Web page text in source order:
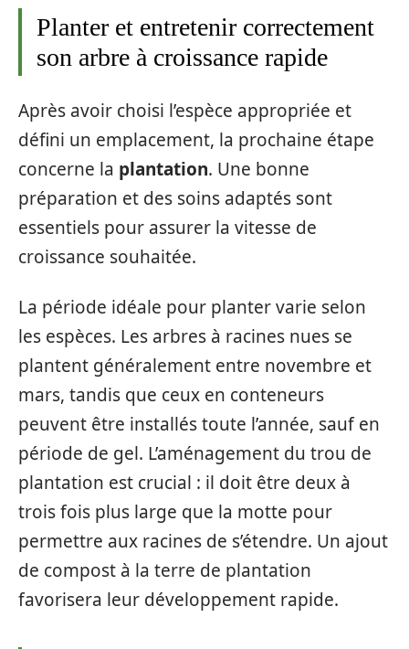
Planter et entretenir correctement
son arbre à croissance rapide
Après avoir choisi l’espèce appropriée et
défini un emplacement, la prochaine étape
concerne la plantation. Une bonne
préparation et des soins adaptés sont
essentiels pour assurer la vitesse de
croissance souhaitée.
La période idéale pour planter varie selon
les espèces. Les arbres à racines nues se
plantent généralement entre novembre et
mars, tandis que ceux en conteneurs
peuvent être installés toute l’année, sauf en
période de gel. L’aménagement du trou de
plantation est crucial : il doit être deux à
trois fois plus large que la motte pour
permettre aux racines de s’étendre. Un ajout
de compost à la terre de plantation
favorisera leur développement rapide.